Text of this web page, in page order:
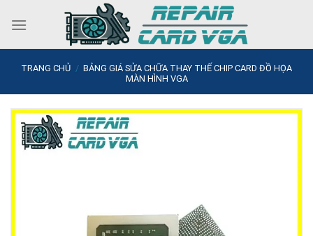
TRANG CHỦ / BẢNG GIÁ SỬA CHỮA THAY THẾ CHIP CARD ĐỒ HỌA
MÀN HÌNH VGA